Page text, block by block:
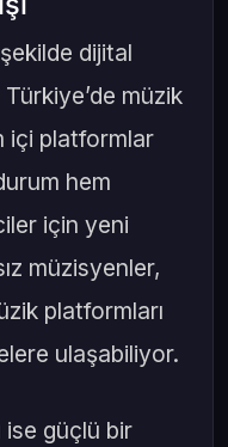
dijital
müzik
içi platformlar
hem
için yeni
müzisyenler,
platformları
ulaşabiliyor.
güçlü bir